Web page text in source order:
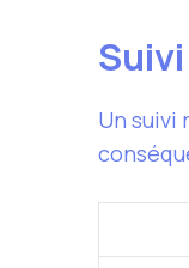
Un suivi